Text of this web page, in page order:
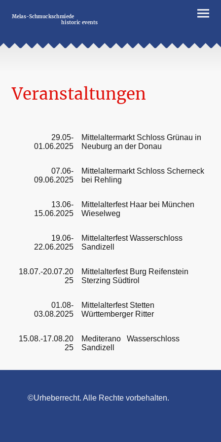
Melas-Schmuckschmiede
historic events
Veranstaltungen
29.05-
01.06.2025
Mittelaltermarkt Schloss Grünau in
Neuburg an der Donau
07.06-
09.06.2025
Mittelaltermarkt Schloss Scherneck
bei Rehling
13.06-
15.06.2025
Mittelalterfest Haar bei München
Wieselweg
19.06-
22.06.2025
Mittelalterfest Wasserschloss
Sandizell
18.07.-20.07.20
25
Mittelalterfest Burg Reifenstein
Sterzing Südtirol
01.08-
03.08.2025
Mittelalterfest Stetten
Württemberger Ritter
15.08.-17.08.20
25
Mediterano Wasserschloss
Sandizell
©Urheberrecht. Alle Rechte vorbehalten.